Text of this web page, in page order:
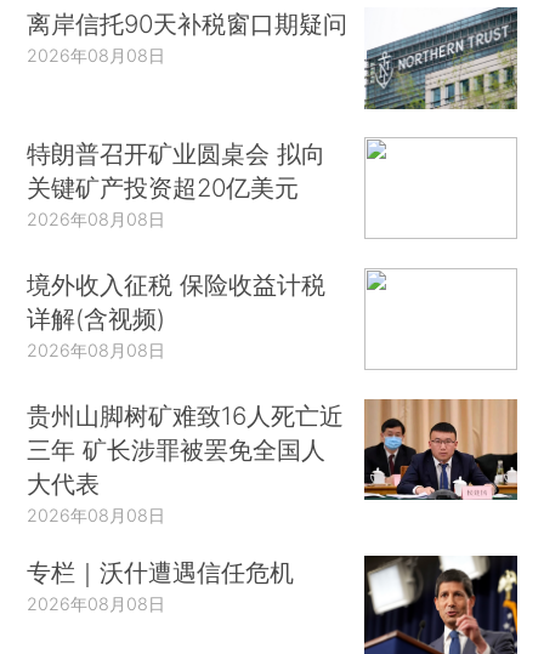
离岸信托90天补税窗口期疑问
2026年08月08日
特朗普召开矿业圆桌会 拟向
关键矿产投资超20亿美元
2026年08月08日
境外收入征税 保险收益计税
详解(含视频)
2026年08月08日
贵州山脚树矿难致16人死亡近
三年 矿长涉罪被罢免全国人
大代表
2026年08月08日
专栏｜沃什遭遇信任危机
2026年08月08日